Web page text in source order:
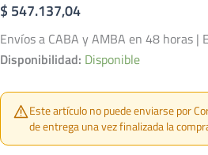
$ 547.137,04
Envíos a CABA y AMBA en 48 horas |
Disponibilidad: Disponible
Este artículo no puede enviarse por
de entrega una vez finalizada la